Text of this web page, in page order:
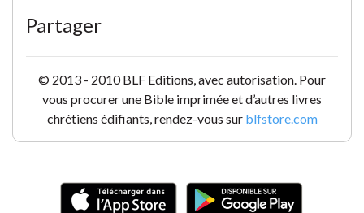
Partager
© 2013 - 2010 BLF Editions, avec autorisation. Pour
vous procurer une Bible imprimée et d’autres livres
chrétiens édifiants, rendez-vous sur blfstore.com